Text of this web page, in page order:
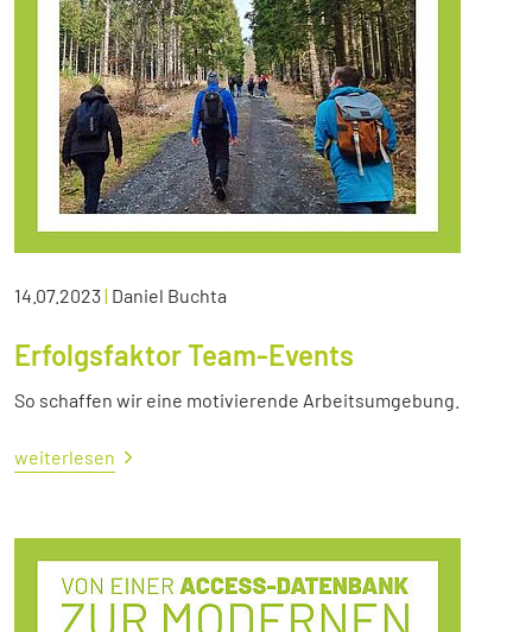
14.07.2023| Daniel Buchta
Erfolgsfaktor Team-Events
So schaffen wir eine motivierende Arbeitsumgebung.
weiterlesen